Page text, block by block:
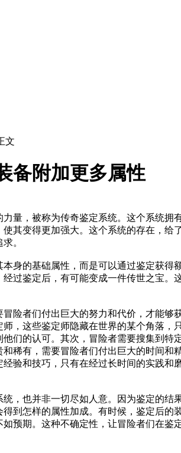
文
备附加更多属性
量，被称为传奇鉴定系统。这个系统拥
其变得更加强大。这个系统的存在，给
。
身的基础属性，而是可以通过鉴定获得
过鉴定后，有可能变成一件传世之宝。
险者们付出巨大的努力和代价，才能够
，这些鉴定师隐藏在世界的某个角落，
们的认可。其次，冒险者需要搜集到特
稀有，需要冒险者们付出巨大的时间和
验和技巧，只有在经过长时间的实践和
，也并非一切尽如人意。因为鉴定的结
到怎样的属性加成。有时候，鉴定后的
预期。这种不确定性，让冒险者们在鉴